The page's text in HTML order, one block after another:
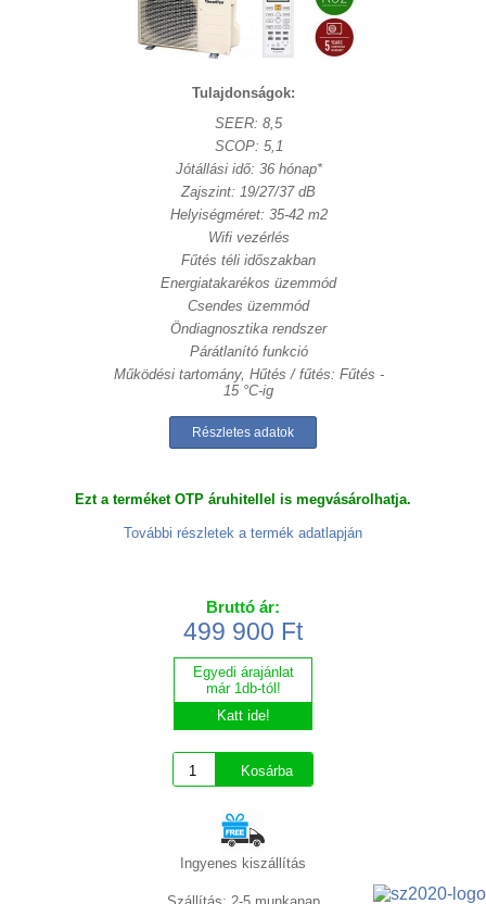
Tulajdonságok:
SEER: 8,5
SCOP: 5,1
Jótállási idő: 36 hónap*
Zajszint: 19/27/37 dB
Helyiségméret: 35-42 m2
Wifi vezérlés
Fűtés téli időszakban
Energiatakarékos üzemmód
Csendes üzemmód
Öndiagnosztika rendszer
Párátlanító funkció
Működési tartomány, Hűtés / fűtés: Fűtés -
15 °C-ig
Részletes adatok
Ezt a terméket OTP áruhitellel is megvásárolhatja.
További részletek a termék adatlapján
Bruttó ár:
499 900 Ft
Egyedi árajánlat
már 1db-tól!
Katt ide!
Ingyenes kiszállítás